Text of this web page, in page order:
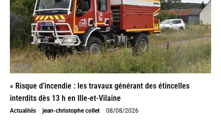
« Risque d’incendie : les travaux générant des étincelles
interdits dès 13 h en Ille-et-Vilaine
Actualités jean-christophe collet - 08/08/2026